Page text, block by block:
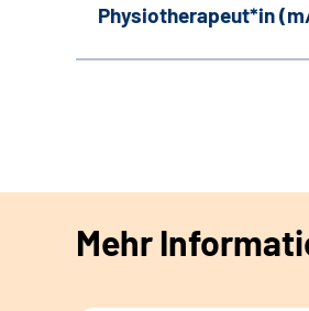
Physiotherapeut*in
Mehr